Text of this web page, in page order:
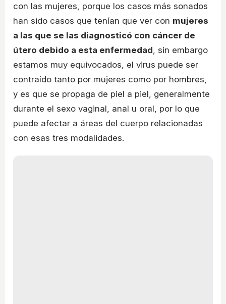
con las mujeres, porque los casos más sonados
han sido casos que tenían que ver con mujeres
a las que se las diagnosticó con cáncer de
útero debido a esta enfermedad , sin embargo
estamos muy equivocados, el virus puede ser
contraído tanto por mujeres como por hombres,
y es que se propaga de piel a piel, generalmente
durante el sexo vaginal, anal u oral, por lo que
puede afectar a áreas del cuerpo relacionadas
con esas tres modalidades.